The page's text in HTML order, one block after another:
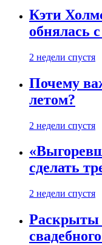
Кэти
обнялась
2 недели спустя
Почему
летом?
2 недели спустя
сделать
2 недели спустя
Раскрыты